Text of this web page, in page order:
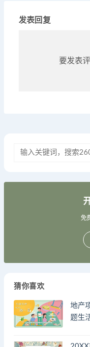
发表回复
要发表
免
猜你喜欢
地产
题生